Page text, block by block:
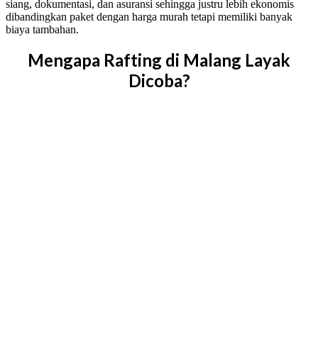
siang, dokumentasi, dan asuransi sehingga justru lebih ekonomis
dibandingkan paket dengan harga murah tetapi memiliki banyak
biaya tambahan.
Mengapa Rafting di Malang Layak
Dicoba?